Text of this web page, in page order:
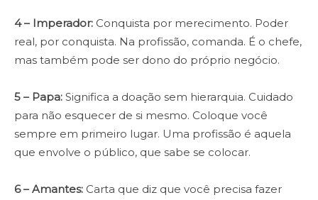
4 – Imperador: Conquista por merecimento. Poder
real, por conquista. Na profissão, comanda. É o chefe,
mas também pode ser dono do próprio negócio.
5 – Papa: Significa a doação sem hierarquia. Cuidado
para não esquecer de si mesmo. Coloque você
sempre em primeiro lugar. Uma profissão é aquela
que envolve o público, que sabe se colocar.
6 – Amantes: Carta que diz que você precisa fazer